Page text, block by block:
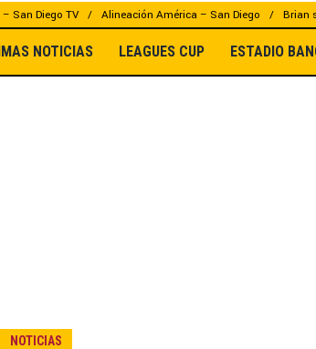
San Diego TV Alineación América – San Diego Brian
NOTICIAS LEAGUES CUP ESTADIO
NOTICIAS